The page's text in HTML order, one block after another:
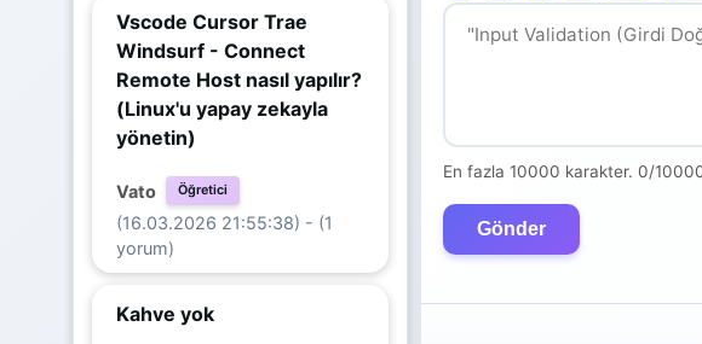
Vscode Cursor Trae
Windsurf - Connect
Remote Host nasıl yapılır?
(Linux'u yapay zekayla
yönetin)
Vato Öğretici
(16.03.2026 21:55:38) - (1
yorum)
Kahve yok
En fazla 10000 karakter. 0/
Gönder